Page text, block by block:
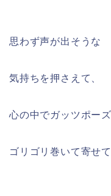
思わず声が出そうな
気持ちを押さえて、
心の中でガッツポー
ゴリゴリ巻いて寄せ